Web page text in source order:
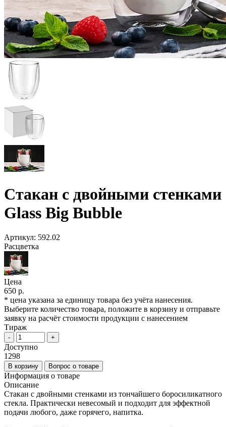
Стакан с двойными стенками
Glass Big Bubble
Артикул: 592.02
Расцветка
Цена
650 р.
* цена указана за единицу товара без учёта нанесения.
Выберите количество товара, положите в корзину и отправьте
заявку на расчёт стоимости продукции с нанесением
Тираж
- +
Доступно
1298
В корзину Вопрос о товаре
Информация о товаре
Описание
Стакан с двойными стенками из тончайшего боросиликатного
стекла. Практически невесомый и подходит для эффектной
подачи любого, даже горячего, напитка.